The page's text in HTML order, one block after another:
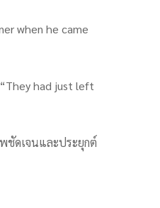
when he came
had just left
ชัดเจนและประยุกต์